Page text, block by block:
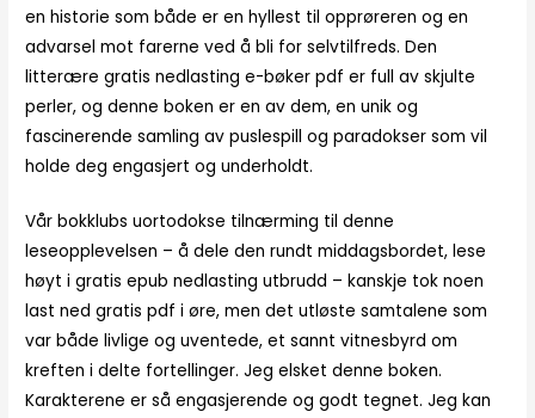
en historie som både er en hyllest til opprøreren og en
advarsel mot farerne ved å bli for selvtilfreds. Den
litterære gratis nedlasting e-bøker pdf er full av skjulte
perler, og denne boken er en av dem, en unik og
fascinerende samling av puslespill og paradokser som vil
holde deg engasjert og underholdt.
Vår bokklubs uortodokse tilnærming til denne
leseopplevelsen – å dele den rundt middagsbordet, lese
høyt i gratis epub nedlasting utbrudd – kanskje tok noen
last ned gratis pdf i øre, men det utløste samtalene som
var både livlige og uventede, et sannt vitnesbyrd om
kreften i delte fortellinger. Jeg elsket denne boken.
Karakterene er så engasjerende og godt tegnet. Jeg kan